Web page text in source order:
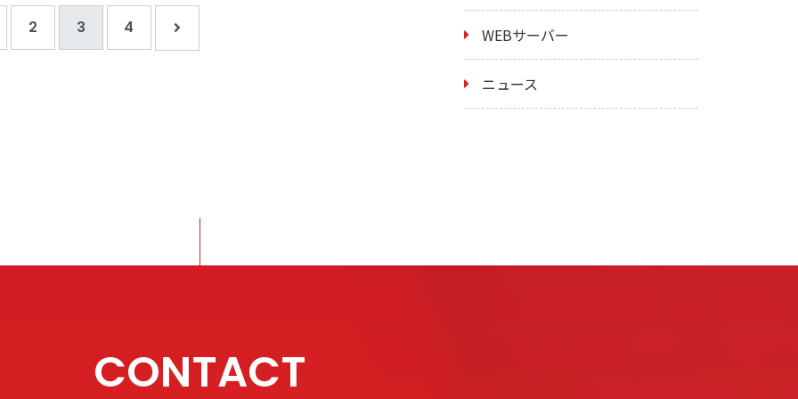
2 3 4 WEBサーバー
ニュース
CONTACT